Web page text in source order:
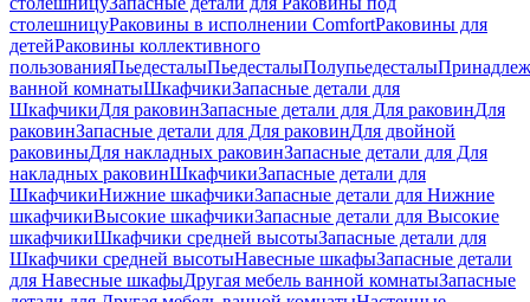
столешницуРаковины в исполнении ComfortPаковины для
детейРаковины коллективного
пользованияПьедесталыПьедесталыПолупьедесталы
ванной комнатыШкафчикиЗапасные детали для
ШкафчикиДля раковинЗапасные детали для Для раковинДля
раковинЗапасные детали для Для раковинДля двойной
раковиныДля накладных pаковинЗапасные детали для Для
накладных pаковинШкафчикиЗапасные детали для
ШкафчикиНижние шкафчикиЗапасные детали для Нижние
шкафчикиВысокие шкафчикиЗапасные детали для Высокие
шкафчикиШкафчики средней высотыЗапасные детали для
Шкафчики средней высотыНавесные шкафыЗапасные детали
для Навесные шкафыДругая мебель ванной комнатыЗапасные